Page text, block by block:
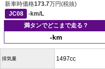
新車時価格173.7万円(税抜)
JC08
-km/L
満タンでどこまで走る？
-km
排気量 1497cc